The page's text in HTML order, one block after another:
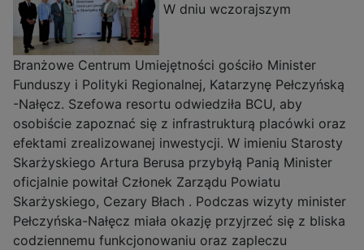
W dniu wczorajszym
Branżowe Centrum Umiejętności gościło Minister
Funduszy i Polityki Regionalnej, Katarzynę Pełczyńską
-Nałęcz. Szefowa resortu odwiedziła BCU, aby
osobiście zapoznać się z infrastrukturą placówki oraz
efektami zrealizowanej inwestycji. W imieniu Starosty
Skarżyskiego Artura Berusa przybyłą Panią Minister
oficjalnie powitał Członek Zarządu Powiatu
Skarżyskiego, Cezary Błach . Podczas wizyty minister
Pełczyńska-Nałęcz miała okazję przyjrzeć się z bliska
codziennemu funkcjonowaniu oraz zapleczu